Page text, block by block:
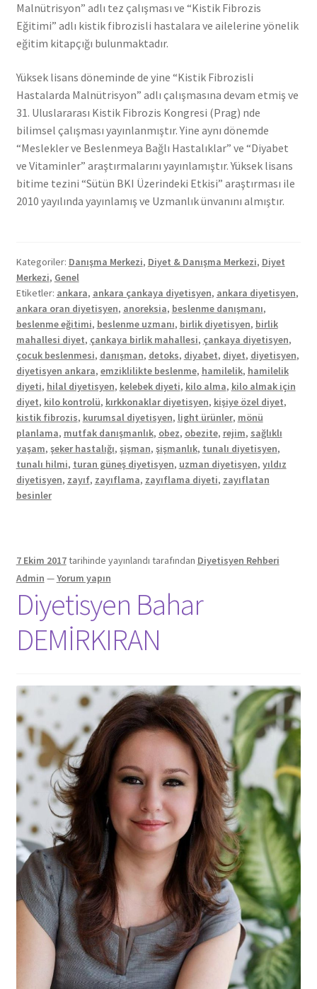
Malnütrisyon” adlı tez çalışması ve “Kistik Fibrozis
Eğitimi” adlı kistik fibrozisli hastalara ve ailelerine yönelik
eğitim kitapçığı bulunmaktadır.
Yüksek lisans döneminde de yine “Kistik Fibrozisli
Hastalarda Malnütrisyon” adlı çalışmasına devam etmiş ve
31. Uluslararası Kistik Fibrozis Kongresi (Prag) nde
bilimsel çalışması yayınlanmıştır. Yine aynı dönemde
“Meslekler ve Beslenmeya Bağlı Hastalıklar” ve “Diyabet
ve Vitaminler” araştırmalarını yayınlamıştır. Yüksek lisans
bitime tezini “Sütün BKI Üzerindeki Etkisi” araştırması ile
2010 yayılında yayınlamış ve Uzmanlık ünvanını almıştır.
Kategoriler: Danışma Merkezi, Diyet & Danışma Merkezi, Diyet
Merkezi, Genel
Etiketler: ankara, ankara çankaya diyetisyen, ankara diyetisyen,
ankara oran diyetisyen, anoreksia, beslenme danışmanı,
beslenme eğitimi, beslenme uzmanı, birlik diyetisyen, birlik
mahallesi diyet, çankaya birlik mahallesi, çankaya diyetisyen,
çocuk beslenmesi, danışman, detoks, diyabet, diyet, diyetisyen,
diyetisyen ankara, emziklilikte beslenme, hamilelik, hamilelik
diyeti, hilal diyetisyen, kelebek diyeti, kilo alma, kilo almak için
diyet, kilo kontrolü, kırkkonaklar diyetisyen, kişiye özel diyet,
kistik fibrozis, kurumsal diyetisyen, light ürünler, mönü
planlama, mutfak danışmanlık, obez, obezite, rejim, sağlıklı
yaşam, şeker hastalığı, şişman, şişmanlık, tunalı diyetisyen,
tunalı hilmi, turan güneş diyetisyen, uzman diyetisyen, yıldız
diyetisyen, zayıf, zayıflama, zayıflama diyeti, zayıflatan
besinler
7 Ekim 2017tarihinde yayınlandı tarafından Diyetisyen Rehberi
Admin —Yorum yapın
Diyetisyen Bahar
DEMİRKIRAN